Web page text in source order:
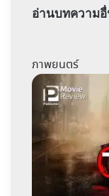
อ่านบทความ
ภาพยนตร์